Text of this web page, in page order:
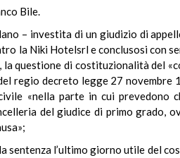
Bile.
– investita di un giudizio di
la Niki Hotelsrl e conclusosi con
questione di costituzionalità del
regio decreto legge 27 novembre
«nella parte in cui prevedono
del giudice di primo grado,
sentenza l’ultimo giorno utile del